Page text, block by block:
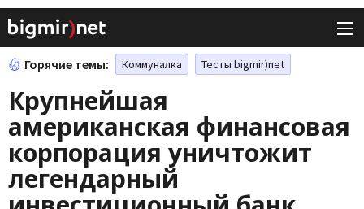
Горячие темы: Коммуналка Тесты bigmir)net
Крупнейшая
американская финансовая
корпорация уничтожит
легендарный